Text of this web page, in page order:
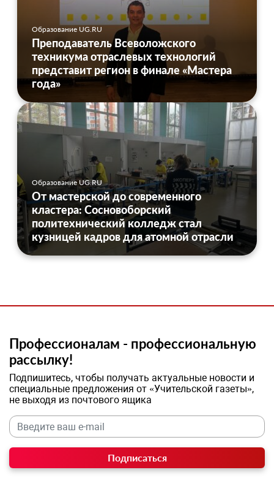
Образование UG.RU
Преподаватель Всеволожского
техникума отраслевых технологий
представит регион в финале «Мастера
года»
Образование UG.RU
От мастерской до современного
кластера: Сосновоборский
политехнический колледж стал
кузницей кадров для атомной отрасли
Профессионалам - профессиональную
рассылку!
Подпишитесь, чтобы получать актуальные новости и
специальные предложения от «Учительской газеты»,
не выходя из почтового ящика
Подписаться